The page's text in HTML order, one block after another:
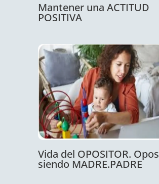
Mantener una ACTITUD
POSITIVA
Vida del OPOSITOR. Opos
siendo MADRE.PADRE